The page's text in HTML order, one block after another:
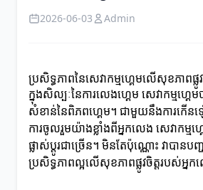
2026-06-03 Admin
ប្រសិទ្ធភាពនៃសេវាកម្មហ្គេមលើសុខភាពផ្លូវ
ក្នុងសិល្បៈនៃការលេងហ្គេម សេវាកម្មហ្គេ
សំខាន់នៃពិភពហ្គេម។ ជាមួយនឹងការកើនឡើ
ការចូលរួមយ៉ាងខ្លាំងពីអ្នកលេង សេវាកម្ម
ផ្លាស់ប្តូរជាច្រើន។ មិនតែប៉ុណ្ណោះ វាបានប
ប្រសិទ្ធភាពល្អលើសុខភាពផ្លូវចិត្តរបស់អ្នក